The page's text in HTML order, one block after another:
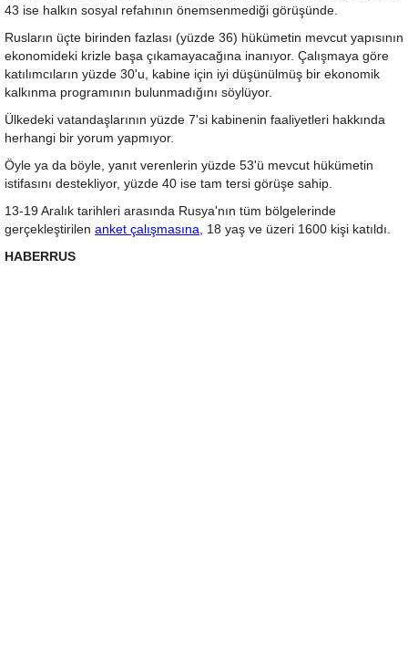
43 ise halkın sosyal refahının önemsenmediği görüşünde.
Rusların üçte birinden fazlası (yüzde 36) hükümetin mevcut yapısının
ekonomideki krizle başa çıkamayacağına inanıyor. Çalışmaya göre
katılımcıların yüzde 30'u, kabine için iyi düşünülmüş bir ekonomik
kalkınma programının bulunmadığını söylüyor.
Ülkedeki vatandaşlarının yüzde 7'si kabinenin faaliyetleri hakkında
herhangi bir yorum yapmıyor.
Öyle ya da böyle, yanıt verenlerin yüzde 53'ü mevcut hükümetin
istifasını destekliyor, yüzde 40 ise tam tersi görüşe sahip.
13-19 Aralık tarihleri arasında Rusya'nın tüm bölgelerinde
gerçekleştirilen anket çalışmasına, 18 yaş ve üzeri 1600 kişi katıldı.
HABERRUS